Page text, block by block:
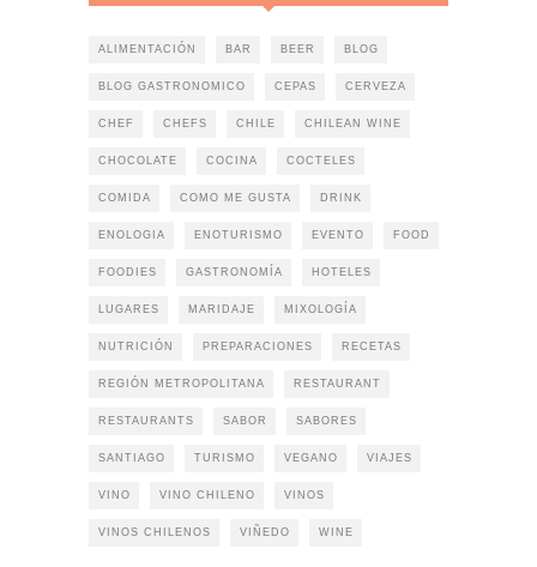
ALIMENTACIÓN BAR BEER BLOG
BLOG GASTRONOMICO CEPAS CERVEZA
CHEF CHEFS CHILE CHILEAN WINE
CHOCOLATE COCINA COCTELES
COMIDA COMO ME GUSTA DRINK
ENOLOGIA ENOTURISMO EVENTO FOOD
FOODIES GASTRONOMÍA HOTELES
LUGARES MARIDAJE MIXOLOGÍA
NUTRICIÓN PREPARACIONES RECETAS
REGIÓN METROPOLITANA RESTAURANT
RESTAURANTS SABOR SABORES
SANTIAGO TURISMO VEGANO VIAJES
VINO VINO CHILENO VINOS
VINOS CHILENOS VIÑEDO WINE